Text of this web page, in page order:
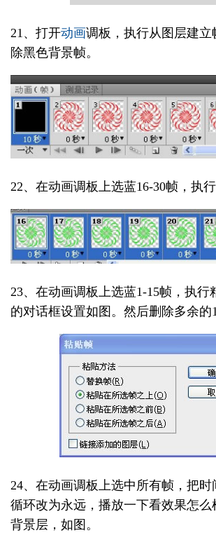
21、打开动画调板，执行从图层建立
除黑色背景帧。
22、在动画调板上选蓝16-30帧，执行
23、在动画调板上选蓝1-15帧，执行
的对话框设置如图。然后删除多余的
24、在动画调板上选中所有帧，把时
循环改为永远，播放一下看效果怎
背景层，如图。